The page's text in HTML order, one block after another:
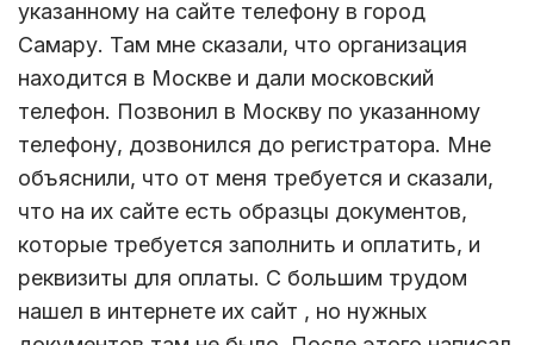
указанному на сайте телефону в город
Самару. Там мне сказали, что организация
находится в Москве и дали московский
телефон. Позвонил в Москву по указанному
телефону, дозвонился до регистратора. Мне
объяснили, что от меня требуется и сказали,
что на их сайте есть образцы документов,
которые требуется заполнить и оплатить, и
реквизиты для оплаты. С большим трудом
нашел в интернете их сайт , но нужных